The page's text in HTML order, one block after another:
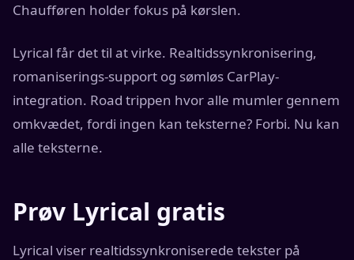
Chaufføren holder fokus på kørslen.
Lyrical får det til at virke. Realtidssynkronisering,
romaniserings-support og sømløs CarPlay-
integration. Road trippen hvor alle mumler gennem
omkvædet, fordi ingen kan teksterne? Forbi. Nu kan
alle teksterne.
Prøv Lyrical gratis
Lyrical viser realtidssynkroniserede tekster på